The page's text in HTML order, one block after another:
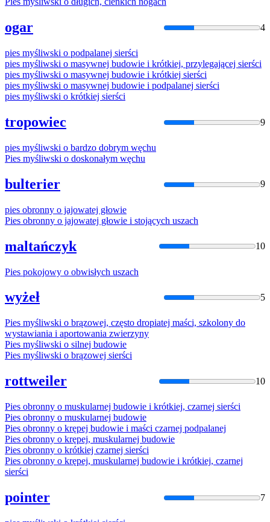
ogar 4
pies myśliwski o podpalanej sierści
pies myśliwski o masywnej budowie i krótkiej, przylegającej sierści
pies myśliwski o masywnej budowie i krótkiej sierści
pies myśliwski o masywnej budowie i podpalanej sierści
pies myśliwski o krótkiej sierści
tropowiec 9
pies myśliwski o bardzo dobrym węchu
Pies myśliwski o doskonałym węchu
bulterier 9
pies obronny o jajowatej głowie
Pies obronny o jajowatej głowie i stojących uszach
maltańczyk 10
Pies pokojowy o obwisłych uszach
wyżeł 5
Pies myśliwski o brązowej, często dropiatej maści, szkolony do
wystawiania i aportowania zwierzyny
Pies myśliwski o silnej budowie
Pies myśliwski o brązowej sierści
rottweiler 10
Pies obronny o muskularnej budowie i krótkiej, czarnej sierści
Pies obronny o muskularnej budowie
Pies obronny o krępej budowie i maści czarnej podpalanej
Pies obronny o krępej, muskularnej budowie
Pies obronny o krótkiej czarnej sierści
Pies obronny o krępej, muskularnej budowie i krótkiej, czarnej
sierści
pointer 7